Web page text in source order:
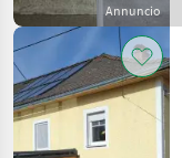
Annuncio